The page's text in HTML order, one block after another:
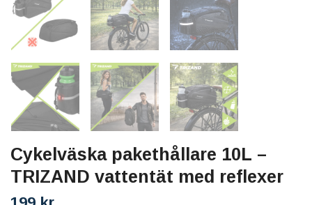
Cykelväska pakethållare 10L –
TRIZAND vattentät med reflexer